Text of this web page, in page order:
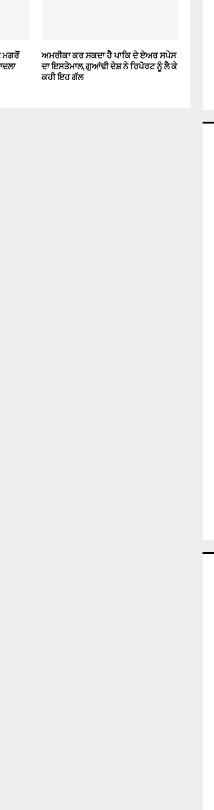
ਮਗਰੋਂ ਅਮਰੀਕਾ ਕਰ ਸਕਦਾ ਹੈ ਪਾਕਿ ਦੇ ਏਅਰ ਸਪੇਸ
ਦਾ ਇਸਤੇਮਾਲ, ਗੁਆਂਢੀ ਦੇਸ਼ ਨੇ ਰਿਪੋਰਟ ਨੂੰ ਲੈ ਕੇ
ਕਹੀ ਇਹ ਗੱਲ